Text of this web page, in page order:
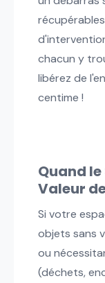
chacun y
libérez de
centime !
Quand
Valeur
Si votre
objets sans
ou
(déchets,